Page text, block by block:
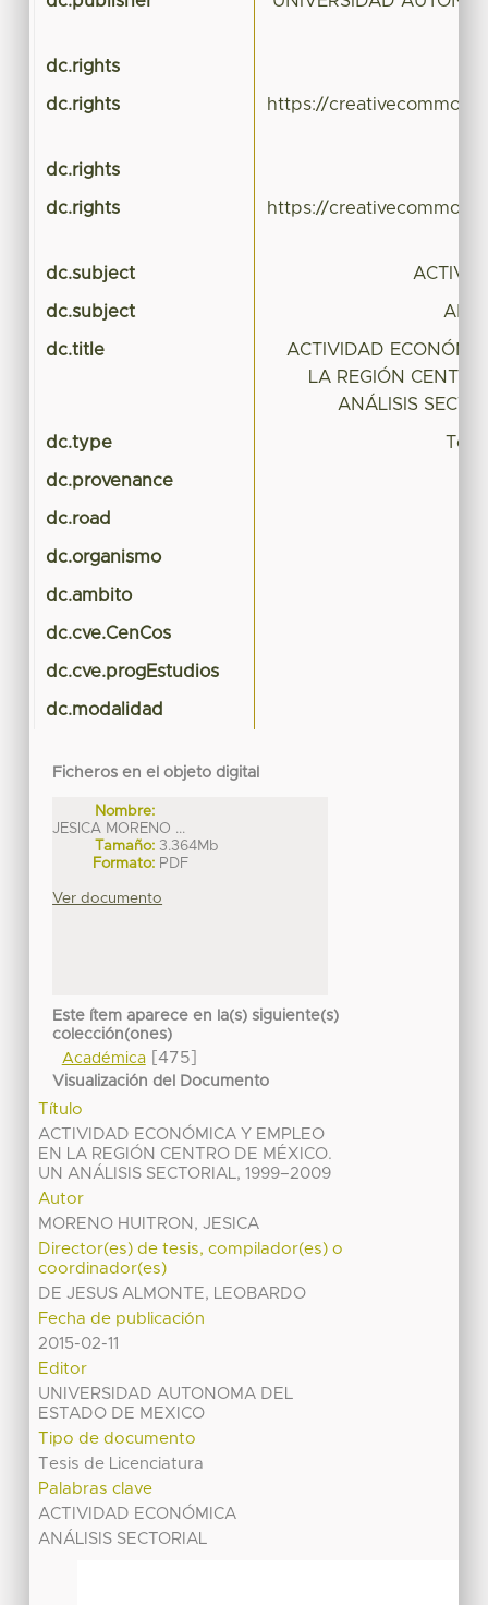
dc.rights
dc.rights https://
dc.rights
dc.rights https://
dc.subject
dc.subject
dc.title
ACTIVIDAD
LA REGIÓN
ANÁLISIS
dc.type
dc.provenance
dc.road
dc.organismo
dc.ambito
dc.cve.CenCos
dc.cve.progEstudios
dc.modalidad
Ficheros en el objeto digital
Nombre:
JESICA MORENO ...
Tamaño: 3.364Mb
Formato: PDF
Ver documento
Este ítem aparece en la(s) siguiente(s)
colección(ones)
Académica[475]
Visualización del Documento
Título
ACTIVIDAD ECONÓMICA Y EMPLEO
EN LA REGIÓN CENTRO DE MÉXICO.
UN ANÁLISIS SECTORIAL, 1999–2009
Autor
MORENO HUITRON, JESICA
Director(es) de tesis, compilador(es) o
coordinador(es)
DE JESUS ALMONTE, LEOBARDO
Fecha de publicación
2015-02-11
Editor
UNIVERSIDAD AUTONOMA DEL
ESTADO DE MEXICO
Tipo de documento
Tesis de Licenciatura
Palabras clave
ACTIVIDAD ECONÓMICA
ANÁLISIS SECTORIAL